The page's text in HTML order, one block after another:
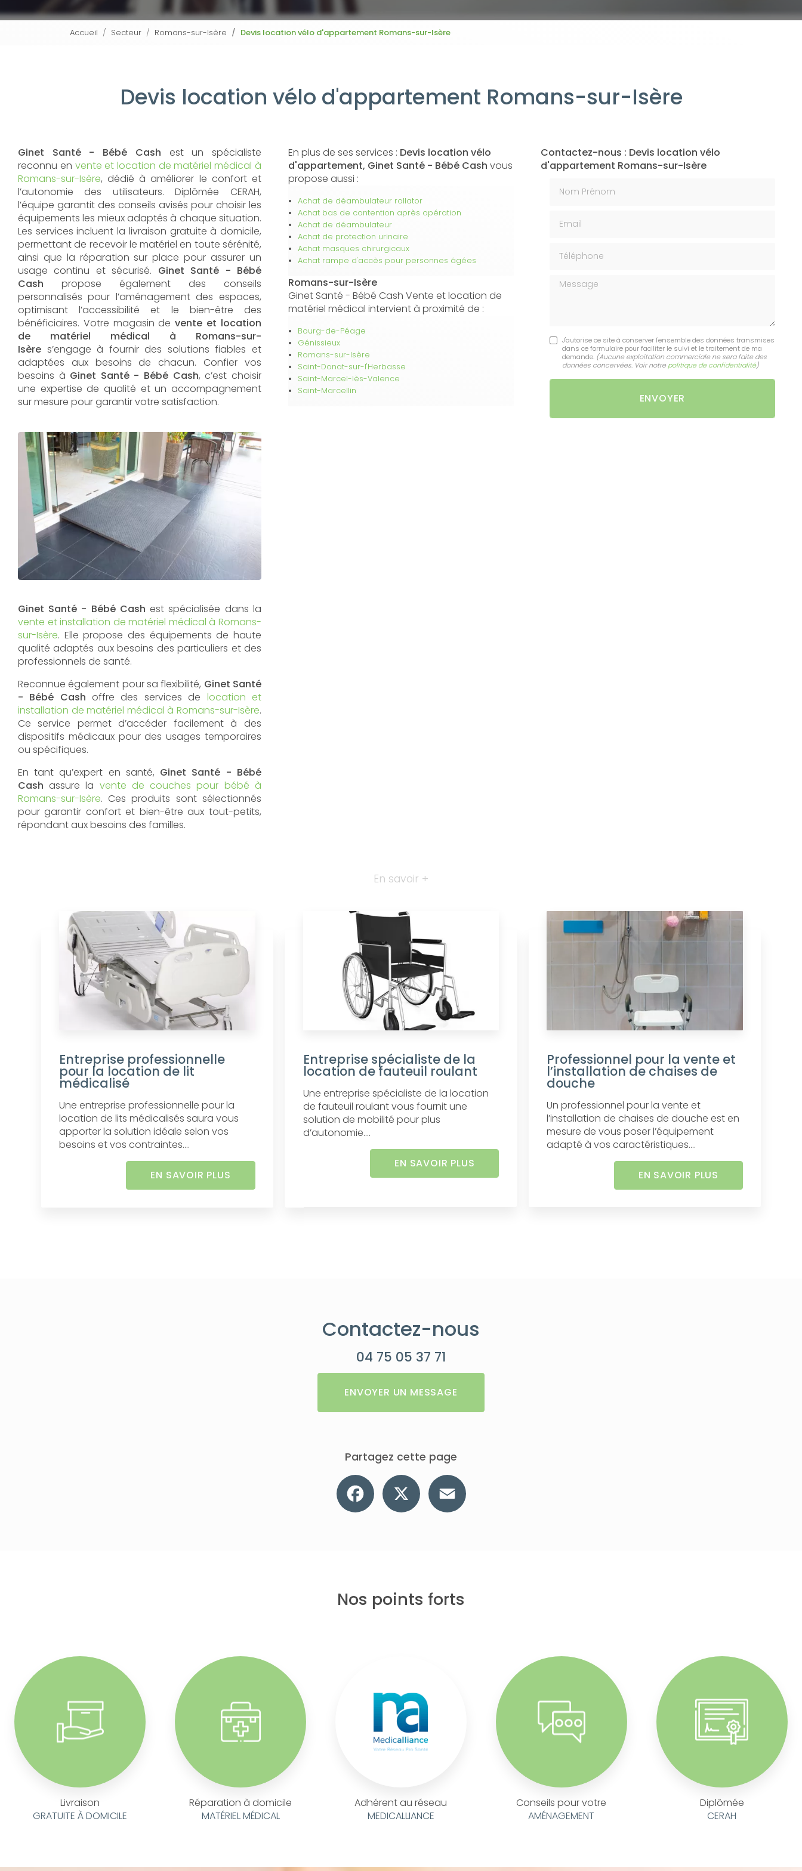
Accueil Secteur Romans-sur-Isère Devis location vélo d'appartement Romans-sur-Isère
Devis location vélo d'appartement Romans-sur-Isère
Ginet Santé - Bébé Cash est un spécialiste
reconnu en vente et location de matériel médical à
Romans-sur-Isère, dédié à améliorer le confort et
l’autonomie des utilisateurs. Diplômée CERAH,
l’équipe garantit des conseils avisés pour choisir les
équipements les mieux adaptés à chaque situation.
Les services incluent la livraison gratuite à domicile,
permettant de recevoir le matériel en toute sérénité,
ainsi que la réparation sur place pour assurer un
usage continu et sécurisé. Ginet Santé - Bébé
Cash propose également des conseils
personnalisés pour l’aménagement des espaces,
optimisant l’accessibilité et le bien-être des
bénéficiaires. Votre magasin devente et location
de matériel médical à Romans-sur-
Isère s’engage à fournir des solutions fiables et
adaptées aux besoins de chacun. Confier vos
besoins à Ginet Santé - Bébé Cash, c’est choisir
une expertise de qualité et un accompagnement
sur mesure pour garantir votre satisfaction.
Ginet Santé - Bébé Cash est spécialisée dans la
vente et installation de matériel médical à Romans-
sur-Isère. Elle propose des équipements de haute
qualité adaptés aux besoins des particuliers et des
professionnels de santé.
Reconnue également pour sa flexibilité, Ginet Santé
- Bébé Cash offre des services de location et
installation de matériel médical à Romans-sur-Isère.
Ce service permet d’accéder facilement à des
dispositifs médicaux pour des usages temporaires
ou spécifiques.
En tant qu’expert en santé, Ginet Santé - Bébé
Cash assure la vente de couches pour bébé à
Romans-sur-Isère. Ces produits sont sélectionnés
pour garantir confort et bien-être aux tout-petits,
répondant aux besoins des familles.
En plus de ses services : Devis location vélo
d'appartement, Ginet Santé - Bébé Cash vous
propose aussi :
Achat de déambulateur rollator
Achat bas de contention après opération
Achat de déambulateur
Achat de protection urinaire
Achat masques chirurgicaux
Achat rampe d'accès pour personnes âgées
Romans-sur-Isère
Ginet Santé - Bébé Cash Vente et location de
matériel médical intervient à proximité de :
Bourg-de-Péage
Génissieux
Romans-sur-Isère
Saint-Donat-sur-l'Herbasse
Saint-Marcel-lès-Valence
Saint-Marcellin
Contactez-nous : Devis location vélo
d'appartement Romans-sur-Isère
Message
J'autorise ce site à conserver l'ensemble des données transmises
dans ce formulaire pour faciliter le suivi et le traitement de ma
demande. (Aucune exploitation commerciale ne sera faite des
données concervées. Voir notre politique de confidentialité)
En savoir +
Entreprise professionnelle
pour la location de lit
médicalisé
Une entreprise professionnelle pour la
location de lits médicalisés saura vous
apporter la solution idéale selon vos
besoins et vos contraintes....
EN SAVOIR PLUS
Entreprise spécialiste de la
location de fauteuil roulant
Une entreprise spécialiste de la location
de fauteuil roulant vous fournit une
solution de mobilité pour plus
d’autonomie....
EN SAVOIR PLUS
Professionnel pour la vente et
l’installation de chaises de
douche
Un professionnel pour la vente et
l’installation de chaises de douche est en
mesure de vous poser l’équipement
adapté à vos caractéristiques....
EN SAVOIR PLUS
Contactez-nous
04 75 05 37 71
ENVOYER UN MESSAGE
Partagez cette page
Facebook
Nos points forts
Livraison
GRATUITE À DOMICILE
Réparation à domicile
MATÉRIEL MÉDICAL
Adhérent au réseau
MEDICALLIANCE
Conseils pour votre
AMÉNAGEMENT
Diplômée
CERAH